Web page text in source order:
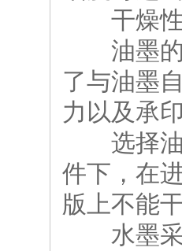
干燥
油墨的
了与油墨
力以及承
选择油
件下，在
版上不能
水墨采